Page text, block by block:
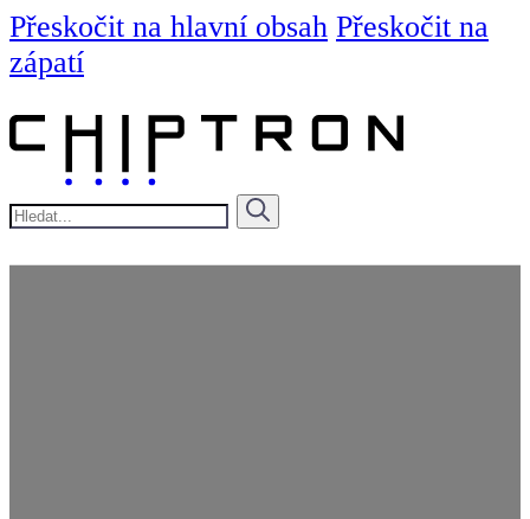
Přeskočit na hlavní obsah Přeskočit na
zápatí
Hledat